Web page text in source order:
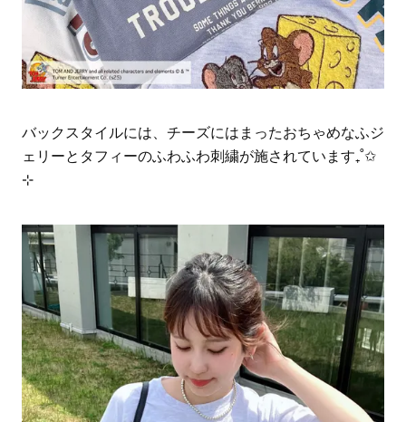
バックスタイルには、チーズにはまったおちゃめなふジ
ェリーとタフィーのふわふわ刺繍が施されています₊˚✩
⊹